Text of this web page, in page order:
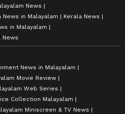
News
News in Malayalam
Kerala News
in Malayalam
News
News in Malayalam
Movie Review
Web Series
Collection Malayalam
Miniscreen & TV News